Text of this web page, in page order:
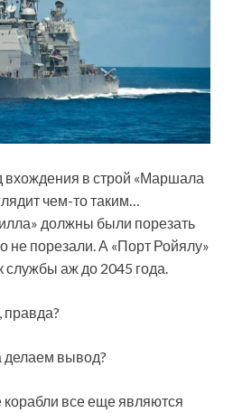
вхождения в строй «Маршала
чем-то таким…
должны были порезать
не порезали. А «Порт Ройялу»
аж до 2045 года.
правда?
делаем вывод?
все еще являются